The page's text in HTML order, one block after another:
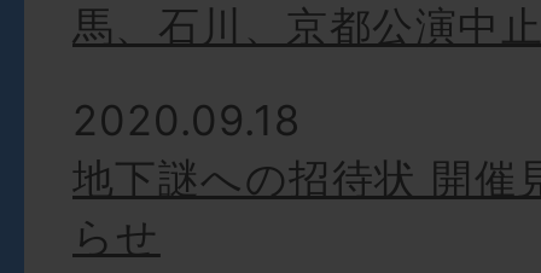
馬、石川、京都公演中
2020.09.18
地下謎への招待状 開催
らせ